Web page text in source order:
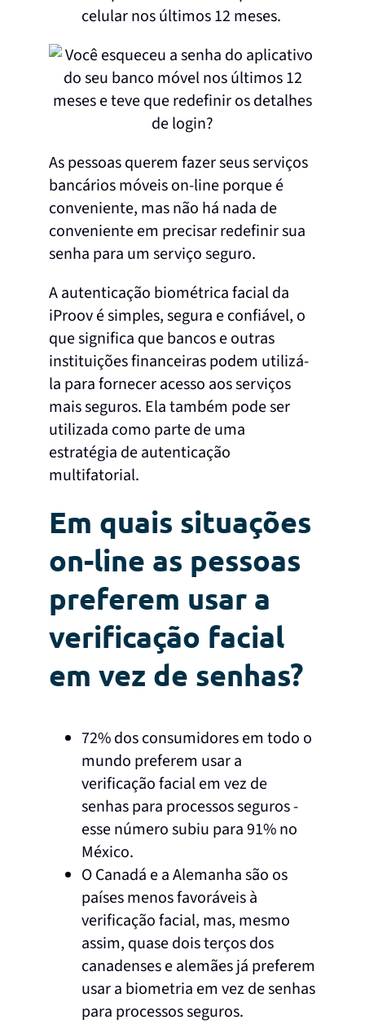
celular nos últimos 12 meses.
As pessoas querem fazer seus serviços
bancários móveis on-line porque é
conveniente, mas não há nada de
conveniente em precisar redefinir sua
senha para um serviço seguro.
A autenticação biométrica facial da
iProov é simples, segura e confiável, o
que significa que bancos e outras
instituições financeiras podem utilizá-
la para fornecer acesso aos serviços
mais seguros. Ela também pode ser
utilizada como parte de uma
estratégia de autenticação
multifatorial.
Em quais situações
on-line as pessoas
preferem usar a
verificação facial
em vez de senhas?
72% dos consumidores em todo o
mundo preferem usar a
verificação facial em vez de
senhas para processos seguros -
esse número subiu para 91% no
México.
O Canadá e a Alemanha são os
países menos favoráveis à
verificação facial, mas, mesmo
assim, quase dois terços dos
canadenses e alemães já preferem
usar a biometria em vez de senhas
para processos seguros.